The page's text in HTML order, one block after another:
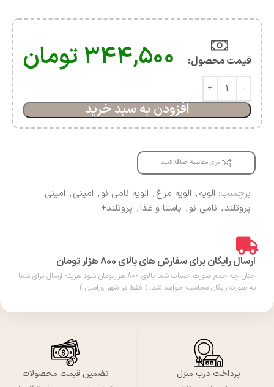
قیمت محصول:​ ۳۴۴,۵۰۰تومان
افزودن به سبد خرید
برای مقایسه اضافه کنید
برچسب: الویه, الویه مرغ, الویه نامی نو, امینی, امینی
پروتلند, نامی نو, پاستا و غذا, پروتلند+
ارسال رایگان برای سفارش های بالای 800 هزار تومان
چنان چه جمع صورت حساب شما بالای 800 هزارتومان شود هزینه ارسال برای شما
به صورت رایگان محاسبه خواهد شد. ( فقط در شهر ورامین )
پرداخت درب منزل تضمین قیمت محصولات